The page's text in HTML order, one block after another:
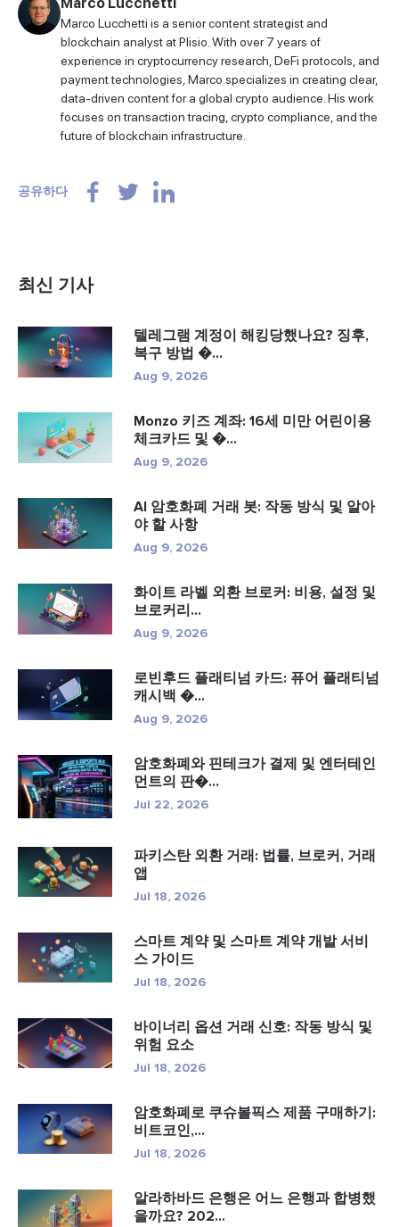
Marco Lucchetti is a senior content strategist and
blockchain analyst at Plisio. With over 7 years of
experience in cryptocurrency research, DeFi protocols, and
payment technologies, Marco specializes in creating clear,
data-driven content for a global crypto audience. His work
focuses on transaction tracing, crypto compliance, and the
future of blockchain infrastructure.
공유하다
최신 기사
텔레그램 계정이 해킹당했나요? 징후,
복구 방법 �...
Aug 9, 2026
Monzo 키즈 계좌: 16세 미만 어린이용
체크카드 및 �...
Aug 9, 2026
AI 암호화폐 거래 봇: 작동 방식 및 알아
야 할 사항
Aug 9, 2026
화이트 라벨 외환 브로커: 비용, 설정 및
브로커리...
Aug 9, 2026
로빈후드 플래티넘 카드: 퓨어 플래티넘
캐시백 �...
Aug 9, 2026
암호화폐와 핀테크가 결제 및 엔터테인
먼트의 판�...
Jul 22, 2026
파키스탄 외환 거래: 법률, 브로커, 거래
앱
Jul 18, 2026
스마트 계약 및 스마트 계약 개발 서비
스 가이드
Jul 18, 2026
바이너리 옵션 거래 신호: 작동 방식 및
위험 요소
Jul 18, 2026
암호화폐로 쿠슈볼픽스 제품 구매하기:
비트코인,...
Jul 18, 2026
알라하바드 은행은 어느 은행과 합병했
을까요? 202...